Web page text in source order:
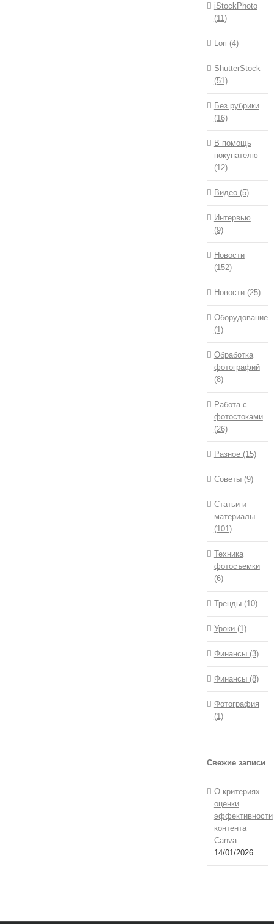
iStockPhoto
(11)
Lori (4)
ShutterStock
(51)
Без рубрики
(16)
В помощь
покупателю
(12)
Видео (5)
Интервью
(9)
Новости
(152)
Новости (25)
Оборудование
(1)
Обработка
фотографий
(8)
Работа с
фотостоками
(26)
Разное (15)
Советы (9)
Статьи и
материалы
(101)
Техника
фотосъемки
(6)
Тренды (10)
Уроки (1)
Финансы (3)
Финансы (8)
Фотография
(1)
Свежие записи
О критериях
оценки
эффективности
контента
Canva
14/01/2026